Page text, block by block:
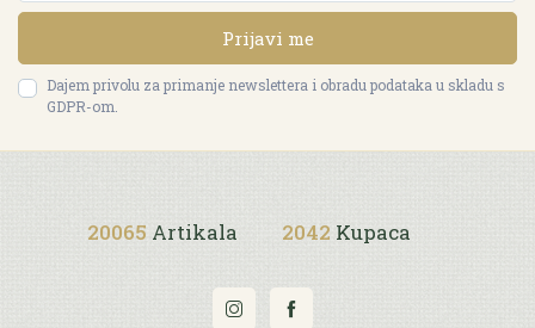
Prijavi me
Dajem privolu za primanje newslettera i obradu podataka u skladu s
GDPR-om.
20065 Artikala 2042 Kupaca